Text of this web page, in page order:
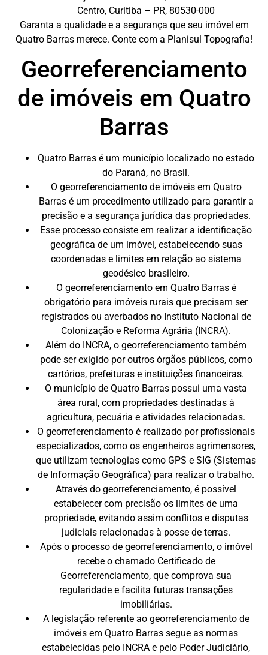
Centro, Curitiba – PR, 80530-000
Garanta a qualidade e a segurança que seu imóvel em
Quatro Barras merece. Conte com a Planisul Topografia!
Georreferenciamento
de imóveis em Quatro
Barras
Quatro Barras é um município localizado no estado
do Paraná, no Brasil.
O georreferenciamento de imóveis em Quatro
Barras é um procedimento utilizado para garantir a
precisão e a segurança jurídica das propriedades.
Esse processo consiste em realizar a identificação
geográfica de um imóvel, estabelecendo suas
coordenadas e limites em relação ao sistema
geodésico brasileiro.
O georreferenciamento em Quatro Barras é
obrigatório para imóveis rurais que precisam ser
registrados ou averbados no Instituto Nacional de
Colonização e Reforma Agrária (INCRA).
Além do INCRA, o georreferenciamento também
pode ser exigido por outros órgãos públicos, como
cartórios, prefeituras e instituições financeiras.
O município de Quatro Barras possui uma vasta
área rural, com propriedades destinadas à
agricultura, pecuária e atividades relacionadas.
O georreferenciamento é realizado por profissionais
especializados, como os engenheiros agrimensores,
que utilizam tecnologias como GPS e SIG (Sistemas
de Informação Geográfica) para realizar o trabalho.
Através do georreferenciamento, é possível
estabelecer com precisão os limites de uma
propriedade, evitando assim conflitos e disputas
judiciais relacionadas à posse de terras.
Após o processo de georreferenciamento, o imóvel
recebe o chamado Certificado de
Georreferenciamento, que comprova sua
regularidade e facilita futuras transações
imobiliárias.
A legislação referente ao georreferenciamento de
imóveis em Quatro Barras segue as normas
estabelecidas pelo INCRA e pelo Poder Judiciário,